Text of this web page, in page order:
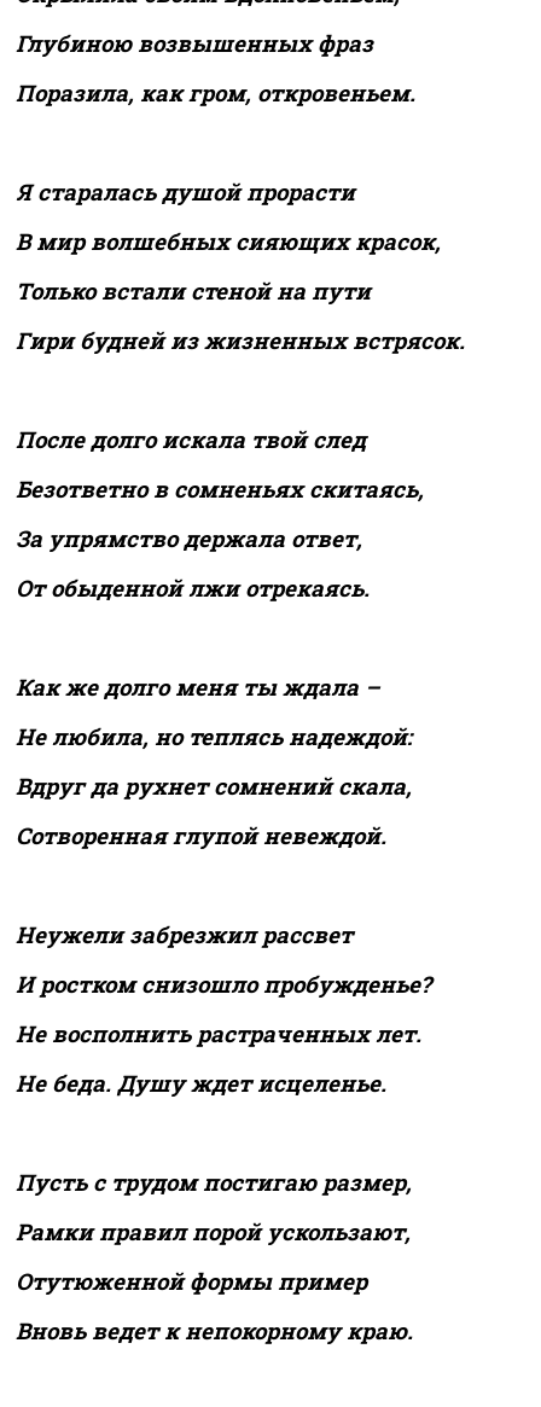
Глубиною возвышенных фраз
Поразила, как гром, откровеньем.
Я старалась душой прорасти
В мир волшебных сияющих красок,
Только встали стеной на пути
Гири будней из жизненных встрясок.
После долго искала твой след
Безответно в сомненьях скитаясь,
За упрямство держала ответ,
От обыденной лжи отрекаясь.
Как же долго меня ты ждала –
Не любила, но теплясь надеждой:
Вдруг да рухнет сомнений скала,
Сотворенная глупой невеждой.
Неужели забрезжил рассвет
И ростком снизошло пробужденье?
Не восполнить растраченных лет.
Не беда. Душу ждет исцеленье.
Пусть с трудом постигаю размер,
Рамки правил порой ускользают,
Отутюженной формы пример
Вновь ведет к непокорному краю.